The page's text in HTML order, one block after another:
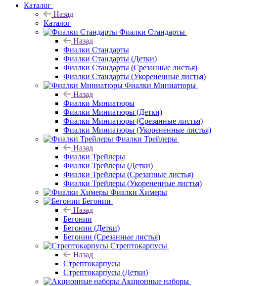
Каталог
Назад
Каталог
Фиалки Стандарты
Назад
Фиалки Стандарты
Фиалки Стандарты (Детки)
Фиалки Стандарты (Срезанные листья)
Фиалки Стандарты (Укорененные листья)
Фиалки Миниатюры
Назад
Фиалки Миниатюры
Фиалки Миниатюры (Детки)
Фиалки Миниатюры (Срезанные листья)
Фиалки Миниатюры (Укорененные листья)
Фиалки Трейлеры
Назад
Фиалки Трейлеры
Фиалки Трейлеры (Детки)
Фиалки Трейлеры (Срезанные листья)
Фиалки Трейлеры (Укорененные листья)
Фиалки Химеры
Бегонии
Назад
Бегонии
Бегонии (Детки)
Бегонии (Срезанные листья)
Стрептокарпусы
Назад
Стрептокарпусы
Стрептокарпусы (Детки)
Акционные наборы